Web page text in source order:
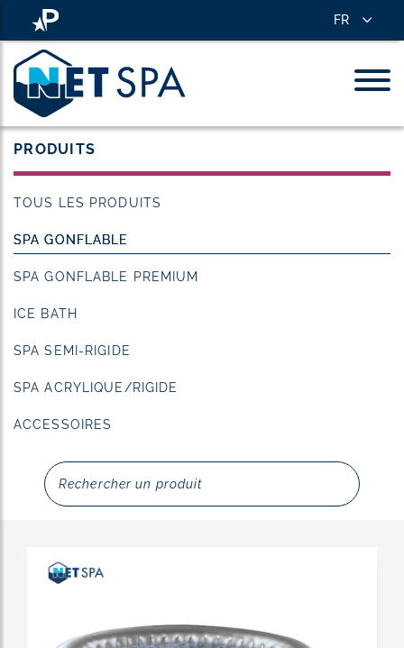
FR
PRODUITS
TOUS LES PRODUITS
SPA GONFLABLE
SPA GONFLABLE PREMIUM
ICE BATH
SPA SEMI-RIGIDE
SPA ACRYLIQUE/RIGIDE
ACCESSOIRES